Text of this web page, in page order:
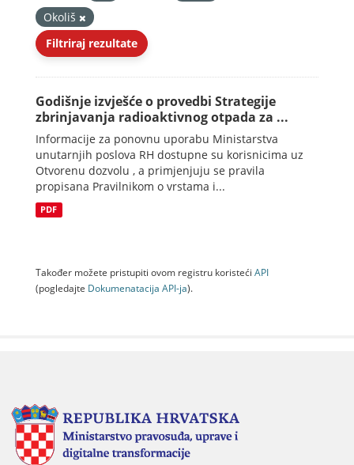
Okoliš
Filtriraj rezultate
Godišnje izvješće o provedbi Strategije
zbrinjavanja radioaktivnog otpada za ...
Informacije za ponovnu uporabu Ministarstva
unutarnjih poslova RH dostupne su korisnicima uz
Otvorenu dozvolu , a primjenjuju se pravila
propisana Pravilnikom o vrstama i...
PDF
Također možete pristupiti ovom registru koristeći API
(pogledajte Dokumenаtаcijа API-jа).